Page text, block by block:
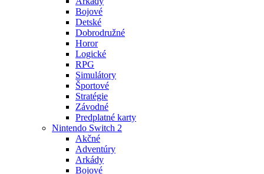
Bojové
Detské
Dobrodružné
Horor
Logické
RPG
Simulátory
Športové
Stratégie
Závodné
Predplatné karty
Nintendo Switch 2
Akčné
Adventúry
Arkády
Bojové